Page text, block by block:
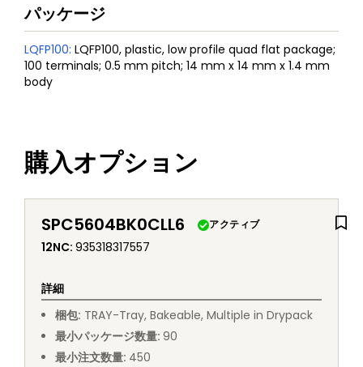
パッケージ
LQFP100: LQFP100, plastic, low profile quad flat package;
100 terminals; 0.5 mm pitch; 14 mm x 14 mm x 1.4 mm
body
購入オプション
SPC5604BK0CLL6 アクティブ
12NC: 935318317557
詳細
梱包: TRAY-Tray, Bakeable, Multiple in Drypack
最小パッケージ数量: 90
最小注文数量: 450